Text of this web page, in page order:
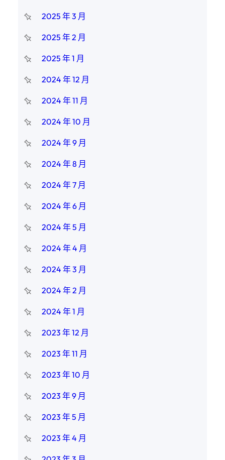
2025 年 3 月
2025 年 2 月
2025 年 1 月
2024 年 12 月
2024 年 11 月
2024 年 10 月
2024 年 9 月
2024 年 8 月
2024 年 7 月
2024 年 6 月
2024 年 5 月
2024 年 4 月
2024 年 3 月
2024 年 2 月
2024 年 1 月
2023 年 12 月
2023 年 11 月
2023 年 10 月
2023 年 9 月
2023 年 5 月
2023 年 4 月